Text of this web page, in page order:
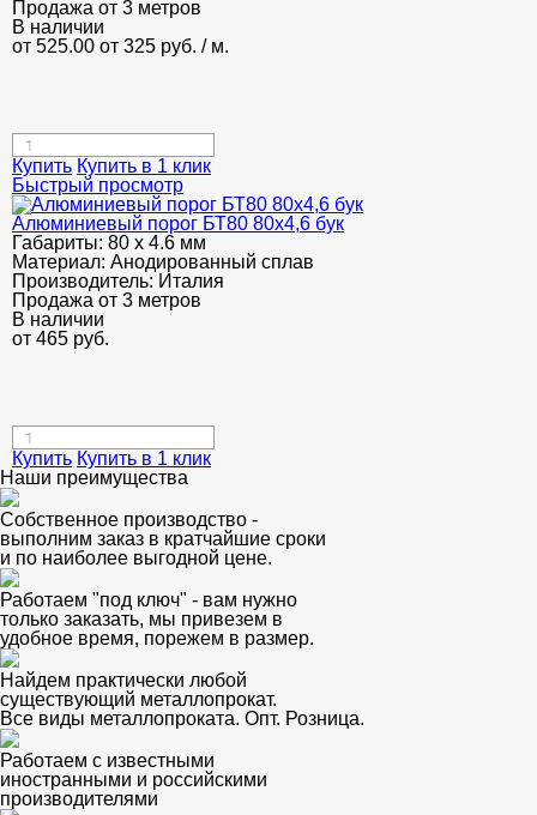
Продажа от 3 метров
В наличии
от 525.00 от 325 руб. / м.
Купить Купить в 1 клик
Быстрый просмотр
Алюминиевый порог БТ80 80х4,6 бук
Габариты: 80 х 4.6 мм
Материал: Анодированный сплав
Производитель: Италия
Продажа от 3 метров
В наличии
от 465 руб.
Купить Купить в 1 клик
Наши преимущества
Собственное производство -
выполним заказ в кратчайшие сроки
и по наиболее выгодной цене.
Работаем "под ключ" - вам нужно
только заказать, мы привезем в
удобное время, порежем в размер.
Найдем практически любой
существующий металлопрокат.
Все виды металлопроката. Опт. Розница.
Работаем с известными
иностранными и российскими
производителями